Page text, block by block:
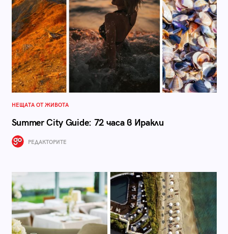
НЕЩАТА ОТ ЖИВОТА
Summer City Guide: 72 часа в Иракли
РЕДАКТОРИТЕ